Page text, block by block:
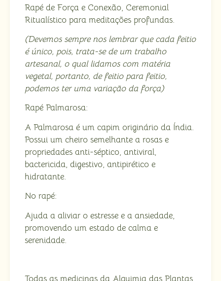
Rapé de Força e Conexão, Ceremonial
Ritualístico para meditações profundas.
(Devemos sempre nos lembrar que cada feitio
é único, pois, trata-se de um trabalho
artesanal, o qual lidamos com matéria
vegetal, portanto, de feitio para feitio,
podemos ter uma variação da força)
Rapé Palmarosa:
A Palmarosa é um capim originário da Índia.
Possui um cheiro semelhante a rosas e
propriedades anti-séptico, antiviral,
bactericida, digestivo, antipirético e
hidratante.
No rapé:
Ajuda a aliviar o estresse e a ansiedade,
promovendo um estado de calma e
serenidade.
Todas as medicinas da Alquimia das Plantas